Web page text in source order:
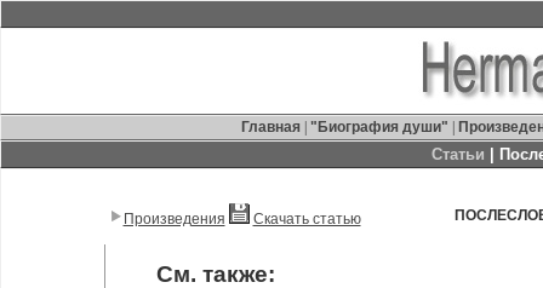
Главная "Биография души"
Статьи |
Произведения Скачать статью
См. также: